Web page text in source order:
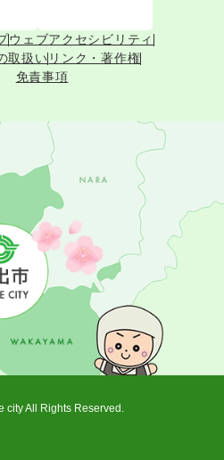
ウェブアクセシビリティ
取扱い リンク・著作権
免責事項
city All Rights Reserved.